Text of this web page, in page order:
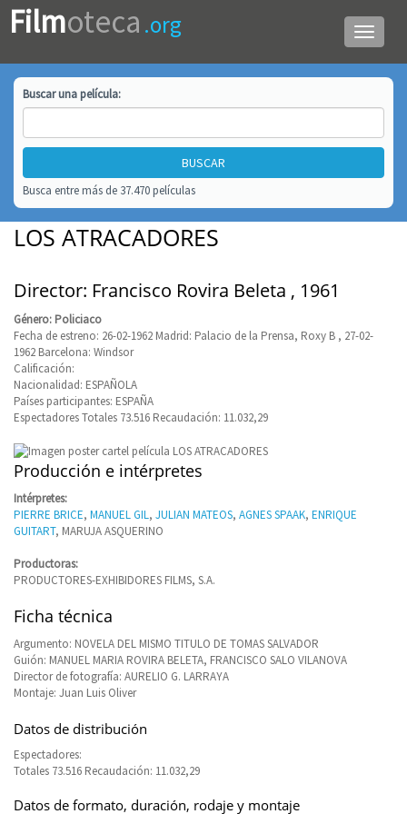
Menú
de
Filmoteca .org
Buscar unapelícula:
Busca entre más de 37.470 películas
LOS ATRACADORES
Director: Francisco Rovira Beleta , 1961
Género: Policiaco
Fecha de estreno: 26-02-1962 Madrid: Palacio de la Prensa, Roxy B , 27-02-
1962 Barcelona: Windsor
Calificación:
Nacionalidad: ESPAÑOLA
Países participantes: ESPAÑA
Espectadores Totales 73.516 Recaudación: 11.032,29
Producción e intérpretes
Intérpretes:
PIERRE BRICE, MANUEL GIL, JULIAN MATEOS, AGNES SPAAK, ENRIQUE
GUITART, MARUJA ASQUERINO
Productoras:
PRODUCTORES-EXHIBIDORES FILMS, S.A.
Ficha técnica
Argumento: NOVELA DEL MISMO TITULO DE TOMAS SALVADOR
Guión: MANUEL MARIA ROVIRA BELETA, FRANCISCO SALO VILANOVA
Director de fotografía: AURELIO G. LARRAYA
Montaje: Juan Luis Oliver
Datos de distribución
Espectadores:
Totales 73.516 Recaudación: 11.032,29
Datos de formato, duración, rodaje y montaje